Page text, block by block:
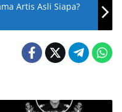
Artis Asli Siapa?